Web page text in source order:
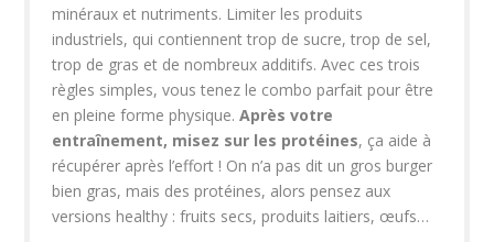
minéraux et nutriments. Limiter les produits
industriels, qui contiennent trop de sucre, trop de sel,
trop de gras et de nombreux additifs. Avec ces trois
règles simples, vous tenez le combo parfait pour être
en pleine forme physique.Après votre
entraînement, misez sur les protéines, ça aide à
récupérer après l’effort ! On n’a pas dit un gros burger
bien gras, mais des protéines, alors pensez aux
versions healthy : fruits secs, produits laitiers, œufs…